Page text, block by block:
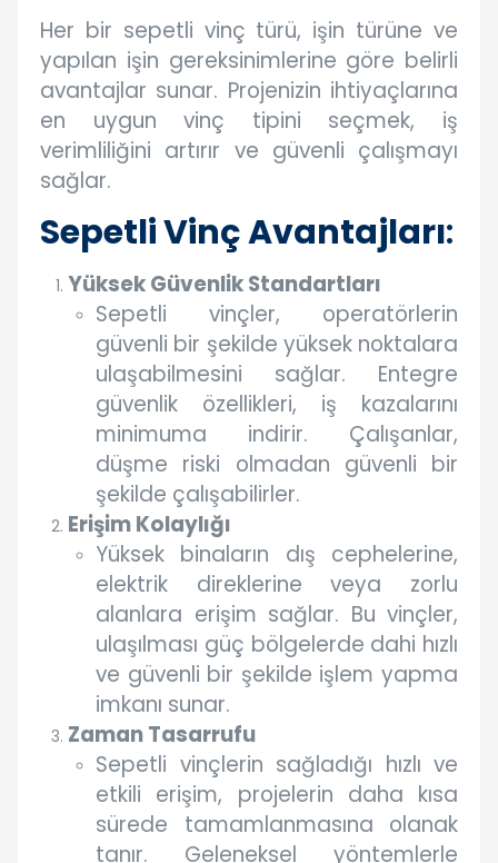
Her bir sepetli vinç türü, işin türüne ve
yapılan işin gereksinimlerine göre belirli
avantajlar sunar. Projenizin ihtiyaçlarına
en uygun vinç tipini seçmek, iş
verimliliğini artırır ve güvenli çalışmayı
sağlar.
Sepetli Vinç Avantajları:
Yüksek Güvenlik Standartları
Sepetli vinçler, operatörlerin
güvenli bir şekilde yüksek noktalara
ulaşabilmesini sağlar. Entegre
güvenlik özellikleri, iş kazalarını
minimuma indirir. Çalışanlar,
düşme riski olmadan güvenli bir
şekilde çalışabilirler.
Erişim Kolaylığı
Yüksek binaların dış cephelerine,
elektrik direklerine veya zorlu
alanlara erişim sağlar. Bu vinçler,
ulaşılması güç bölgelerde dahi hızlı
ve güvenli bir şekilde işlem yapma
imkanı sunar.
Zaman Tasarrufu
Sepetli vinçlerin sağladığı hızlı ve
etkili erişim, projelerin daha kısa
sürede tamamlanmasına olanak
tanır. Geleneksel yöntemlerle